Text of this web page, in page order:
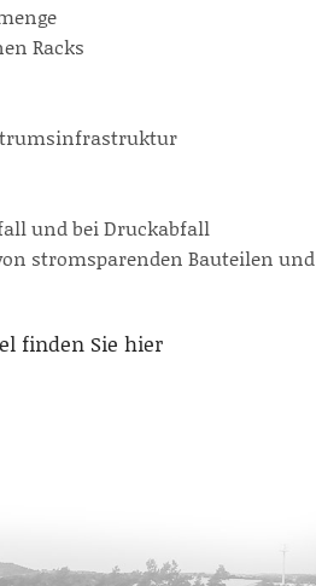
Racks
und bei Druckabfall
stromsparenden Bauteilen und
finden Sie hier